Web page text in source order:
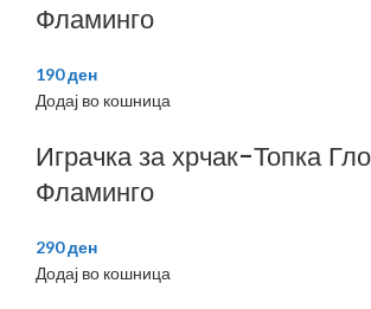
Фламинго
190ден
Додај во кошница
Играчка за хрчак-Топка
Фламинго
290ден
Додај во кошница